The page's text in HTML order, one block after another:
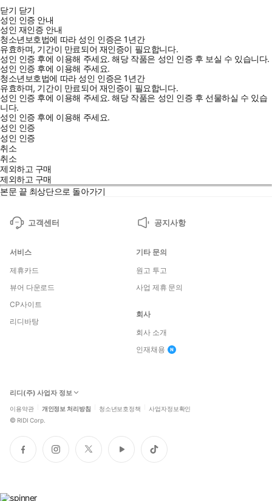
닫기 닫기
성인 인증 안내
성인 재인증 안내
청소년보호법에 따라 성인 인증은 1년간
유효하며, 기간이 만료되어 재인증이 필요합니다.
성인 인증 후에 이용해 주세요.해당 작품은 성인 인증 후 보실 수 있습니다.
성인 인증 후에 이용해 주세요.
청소년보호법에 따라 성인 인증은 1년간
유효하며, 기간이 만료되어 재인증이 필요합니다.
성인 인증 후에 이용해 주세요.해당 작품은 성인 인증 후 선물하실 수 있습
니다.
성인 인증 후에 이용해 주세요.
성인 인증
성인 인증
취소
취소
제외하고 구매
제외하고 구매
본문 끝 최상단으로 돌아가기
고객센터 공지사항
서비스
제휴카드
뷰어 다운로드
CP사이트
리디바탕
기타 문의
원고 투고
사업 제휴 문의
회사
회사 소개
인재채용
리디(주) 사업자 정보
이용약관 개인정보 처리방침 청소년보호정책 사업자정보확인
© RIDI Corp.
페
이
인
스
트
위
유
튜
틱
톡